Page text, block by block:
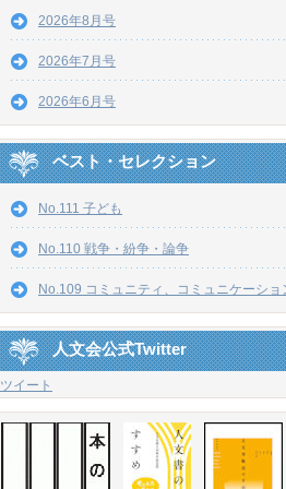
2026年8月号
2026年7月号
2026年6月号
ベスト・セレクション
No.111 子ども
No.110 戦争・紛争・論争
No.109 コミュニティ、コミュニケーショ
人文会公式Twitter
ツイート